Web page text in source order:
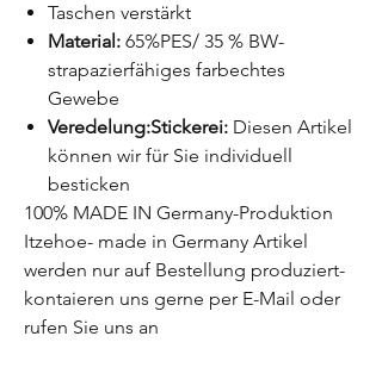
Taschen verstärkt
Material: 65%PES/ 35 % BW-
strapazierfähiges farbechtes
Gewebe
Veredelung:Stickerei: Diesen Artikel
können wir für Sie individuell
besticken
100% MADE IN Germany-Produktion
Itzehoe- made in Germany Artikel
werden nur auf Bestellung produziert-
kontaieren uns gerne per E-Mail oder
rufen Sie uns an